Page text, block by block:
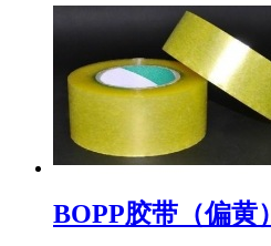
BOPP胶带（偏黄）